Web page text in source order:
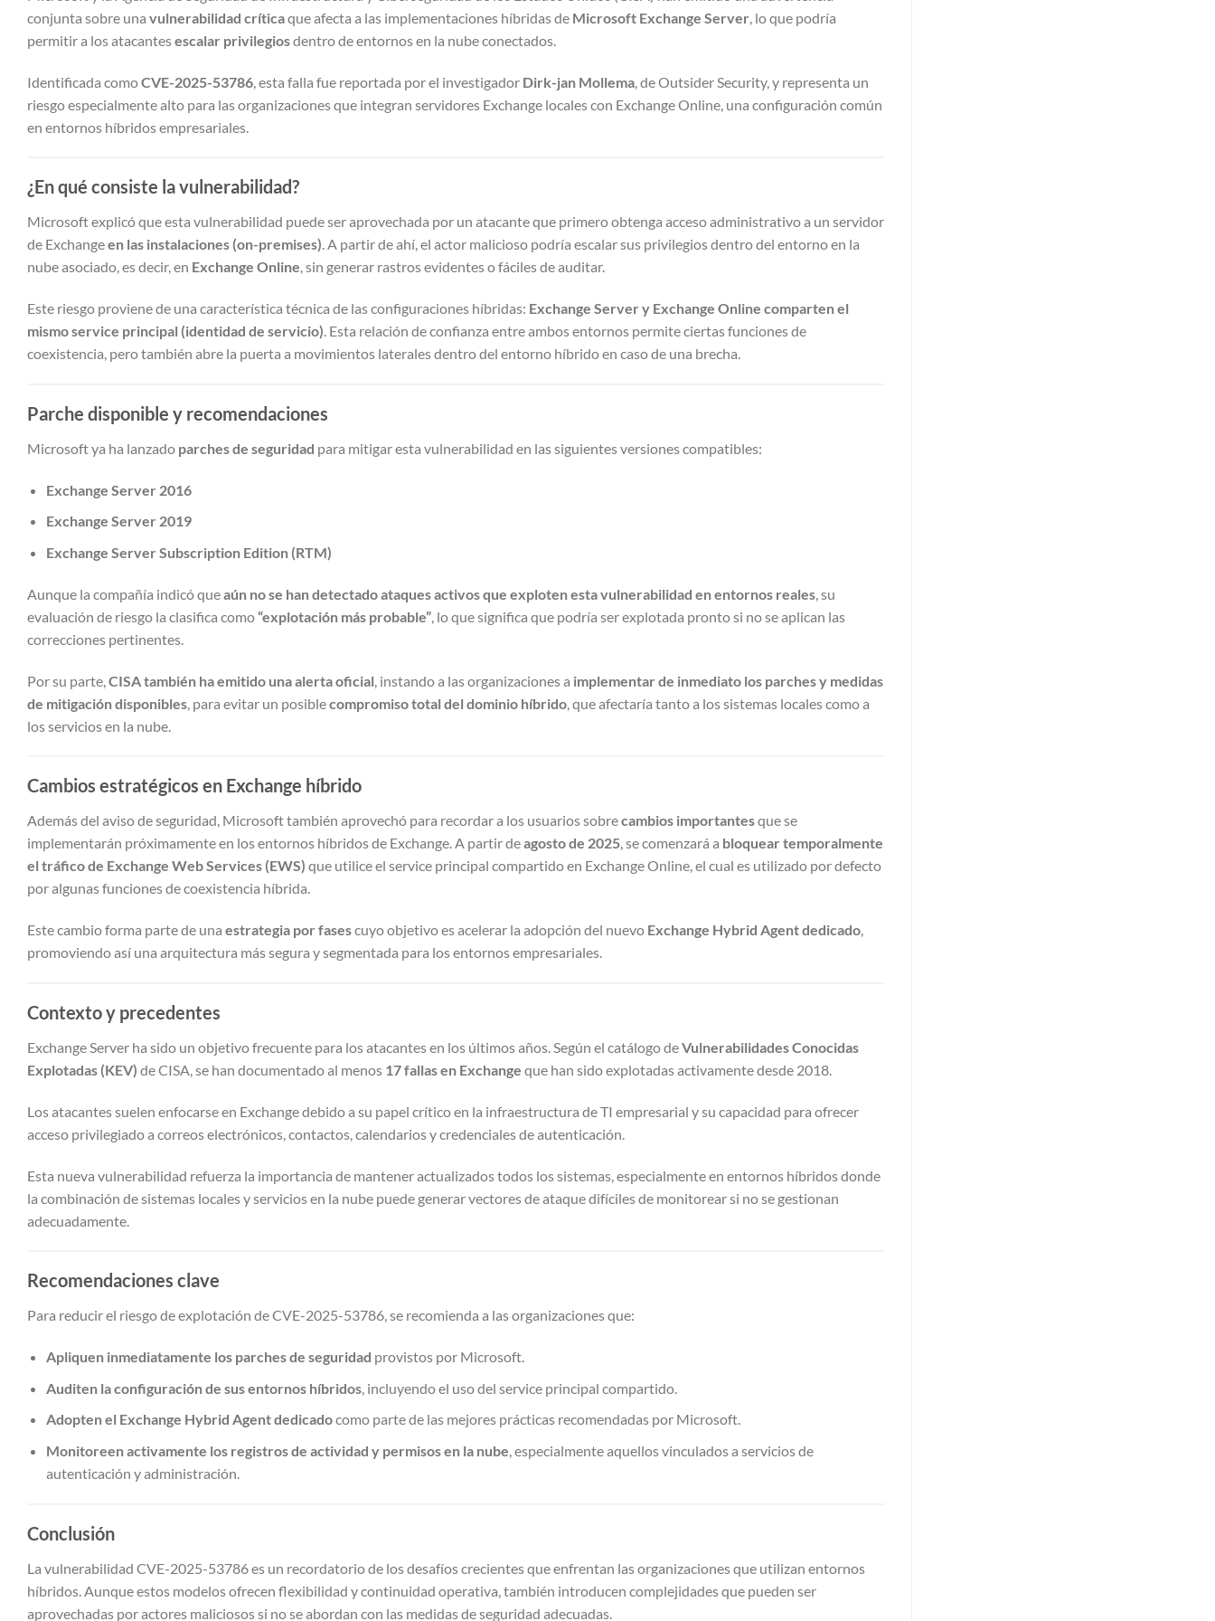
conjunta sobre una vulnerabilidad críticaque afecta a las implementaciones híbridas de Microsoft Exchange Server, lo que podría
permitir a los atacantesescalar privilegiosdentro de entornos en la nube conectados.
Identificada comoCVE-2025-53786 , esta falla fue reportada por el investigador Dirk-jan Mollema , de Outsider Security, y representa un
riesgo especialmente alto para las organizaciones que integran servidores Exchange locales con Exchange Online, una configuración común
en entornos híbridos empresariales.
¿En qué consiste la vulnerabilidad?
Microsoft explicó que esta vulnerabilidad puede ser aprovechada por un atacante que primero obtenga acceso administrativo a un servidor
de Exchangeen las instalaciones (on-premises). A partir de ahí, el actor malicioso podría escalar sus privilegios dentro del entorno en la
nube asociado, es decir, en Exchange Online, sin generar rastros evidentes o fáciles de auditar.
Este riesgo proviene de una característica técnica de las configuraciones híbridas: Exchange Server y Exchange Online comparten el
mismo service principal (identidad de servicio). Esta relación de confianza entre ambos entornos permite ciertas funciones de
coexistencia, pero también abre la puerta a movimientos laterales dentro del entorno híbrido en caso de una brecha.
Parche disponible y recomendaciones
Microsoft ya ha lanzado parches de seguridad para mitigar esta vulnerabilidad en las siguientes versiones compatibles:
Exchange Server 2016
Exchange Server 2019
Exchange Server Subscription Edition (RTM)
Aunque la compañía indicó queaún no se han detectado ataques activos que exploten esta vulnerabilidad en entornos reales, su
evaluación de riesgo la clasifica como“explotación más probable”, lo que significa que podría ser explotada pronto si no se aplican las
correcciones pertinentes.
Por su parte, CISA también ha emitido una alerta oficial , instando a las organizaciones a implementar de inmediato los parches y medidas
de mitigación disponibles , para evitar un posiblecompromiso total del dominio híbrido , que afectaría tanto a los sistemas locales como a
los servicios en la nube.
Cambios estratégicos en Exchange híbrido
Además del aviso de seguridad, Microsoft también aprovechó para recordar a los usuarios sobrecambios importantesque se
implementarán próximamente en los entornos híbridos de Exchange. A partir deagosto de 2025, se comenzará a bloquear temporalmente
el tráfico de Exchange Web Services (EWS) que utilice el service principal compartido en Exchange Online, el cual es utilizado por defecto
por algunas funciones de coexistencia híbrida.
Este cambio forma parte de una estrategia por fasescuyo objetivo es acelerar la adopción del nuevo Exchange Hybrid Agent dedicado,
promoviendo así una arquitectura más segura y segmentada para los entornos empresariales.
Contexto y precedentes
Exchange Server ha sido un objetivo frecuente para los atacantes en los últimos años. Según el catálogo deVulnerabilidades Conocidas
Explotadas (KEV) de CISA, se han documentado al menos 17 fallas en Exchange que han sido explotadas activamente desde 2018.
Los atacantes suelen enfocarse en Exchange debido a su papel crítico en la infraestructura de TI empresarial y su capacidad para ofrecer
acceso privilegiado a correos electrónicos, contactos, calendarios y credenciales de autenticación.
Esta nueva vulnerabilidad refuerza la importancia de mantener actualizados todos los sistemas, especialmente en entornos híbridos donde
la combinación de sistemas locales y servicios en la nube puede generar vectores de ataque difíciles de monitorear si no se gestionan
adecuadamente.
Recomendaciones clave
Para reducir el riesgo de explotación de CVE-2025-53786, se recomienda a las organizaciones que:
Apliquen inmediatamente los parches de seguridad provistos por Microsoft.
Auditen la configuración de sus entornos híbridos, incluyendo el uso del service principal compartido.
Adopten el Exchange Hybrid Agent dedicadocomo parte de las mejores prácticas recomendadas por Microsoft.
Monitoreen activamente los registros de actividad y permisos en la nube, especialmente aquellos vinculados a servicios de
autenticación y administración.
Conclusión
La vulnerabilidad CVE-2025-53786 es un recordatorio de los desafíos crecientes que enfrentan las organizaciones que utilizan entornos
híbridos. Aunque estos modelos ofrecen flexibilidad y continuidad operativa, también introducen complejidades que pueden ser
aprovechadas por actores maliciosos si no se abordan con las medidas de seguridad adecuadas.